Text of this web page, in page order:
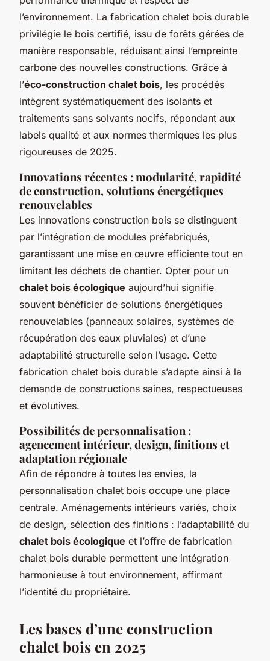
l’environnement. La fabrication chalet bois durable
privilégie le bois certifié, issu de forêts gérées de
manière responsable, réduisant ainsi l’empreinte
carbone des nouvelles constructions. Grâce à
l’éco-construction chalet bois, les procédés
intègrent systématiquement des isolants et
traitements sans solvants nocifs, répondant aux
labels qualité et aux normes thermiques les plus
rigoureuses de 2025.
Innovations récentes : modularité, rapidité
de construction, solutions énergétiques
renouvelables
Les innovations construction bois se distinguent
par l’intégration de modules préfabriqués,
garantissant une mise en œuvre efficiente tout en
limitant les déchets de chantier. Opter pour un
chalet bois écologique aujourd’hui signifie
souvent bénéficier de solutions énergétiques
renouvelables (panneaux solaires, systèmes de
récupération des eaux pluviales) et d’une
adaptabilité structurelle selon l’usage. Cette
fabrication chalet bois durable s’adapte ainsi à la
demande de constructions saines, respectueuses
et évolutives.
Possibilités de personnalisation :
agencement intérieur, design, finitions et
adaptation régionale
Afin de répondre à toutes les envies, la
personnalisation chalet bois occupe une place
centrale. Aménagements intérieurs variés, choix
de design, sélection des finitions : l’adaptabilité du
chalet bois écologique et l’offre de fabrication
chalet bois durable permettent une intégration
harmonieuse à tout environnement, affirmant
l’identité du propriétaire.
Les bases d’une construction
chalet bois en 2025